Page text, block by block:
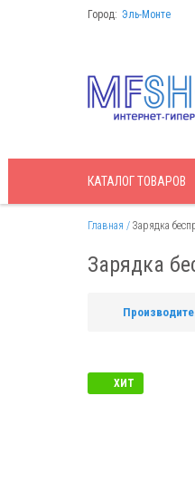
Город: Эль-Монте
КАТАЛОГТОВАРОВ
Главная Зарядка
Зарядка
ХИТ